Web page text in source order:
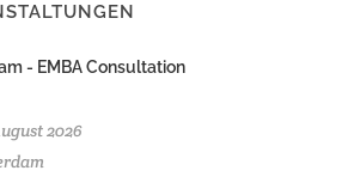
- EMBA Consultation
2026